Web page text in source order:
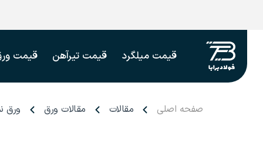
قیمت میلگرد قیمت تیرآهن قیمت
صفحه اصلی مقالات مقالات ورق ورق